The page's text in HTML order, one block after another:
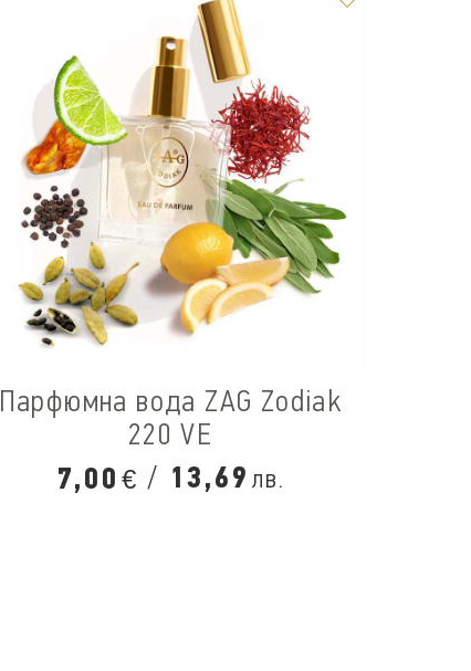
Парфюмна вода ZAG Zodiak
220 VE
7,00 € / 13,69 лв.